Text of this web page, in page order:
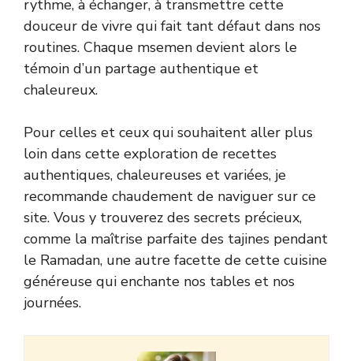
rythme, à échanger, à transmettre cette
douceur de vivre qui fait tant défaut dans nos
routines. Chaque msemen devient alors le
témoin d’un partage authentique et
chaleureux.
Pour celles et ceux qui souhaitent aller plus
loin dans cette exploration de recettes
authentiques, chaleureuses et variées, je
recommande chaudement de naviguer sur ce
site. Vous y trouverez des secrets précieux,
comme la maîtrise parfaite des tajines pendant
le Ramadan, une autre facette de cette cuisine
généreuse qui enchante nos tables et nos
journées.